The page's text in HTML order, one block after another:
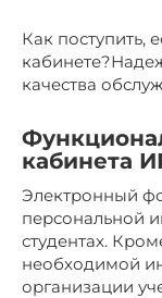
Как поступить,
качества
кабинета
Электронный
персональной
студентах.
необходимой
организации